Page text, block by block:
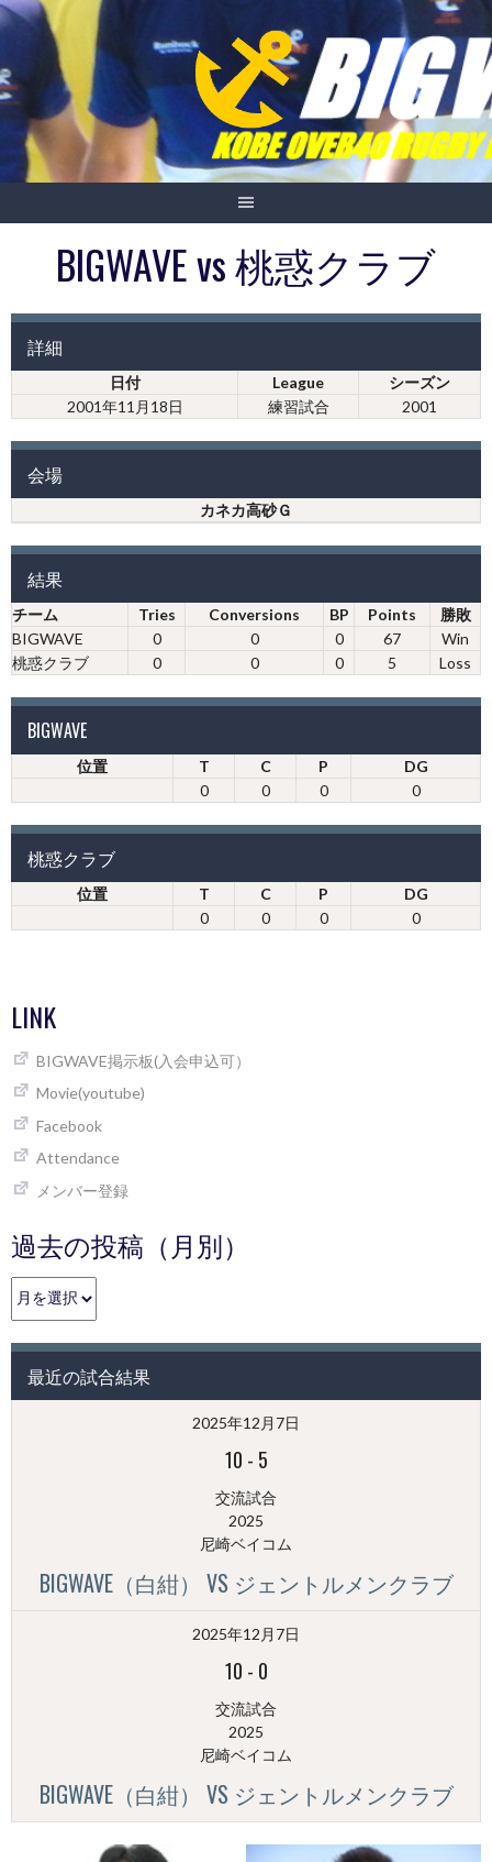
Skip
content
BIGWAVE vs 桃惑クラブ
詳細
日付 League
シーズン
2001年11月18日
練習試合 2001
会場
カネカ高砂Ｇ
結果
チーム Tries Conversions BP Points
勝敗
BIGWAVE
0 0 0 67
Win
桃惑クラブ
0 0 0 5 Loss
BIGWAVE
位置 T C P
DG
0
0 0 0
桃惑クラブ
位置 T C P
DG
0
0 0 0
LINK
BIGWAVE掲示板(入会申込可）
Movie(youtube)
Facebook
Attendance
メンバー登録
過去の投稿（月別）
過
去
投
（月
最近の試合結果
2025年12月7日
10 - 5
交流試合
2025
尼崎ベイコム
BIGWAVE（白紺） VS ジェントルメンクラブ
2025年12月7日
10 - 0
交流試合
2025
尼崎ベイコム
BIGWAVE（白紺） VS ジェントルメンクラブ